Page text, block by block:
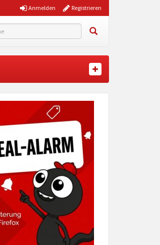
Registrieren
Anmelden